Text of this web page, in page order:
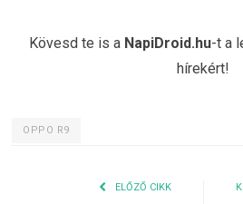
Kövesd te is a NapiDroid.hu-t a
hírekért!
OPPO R9
ELŐZŐ CIKK